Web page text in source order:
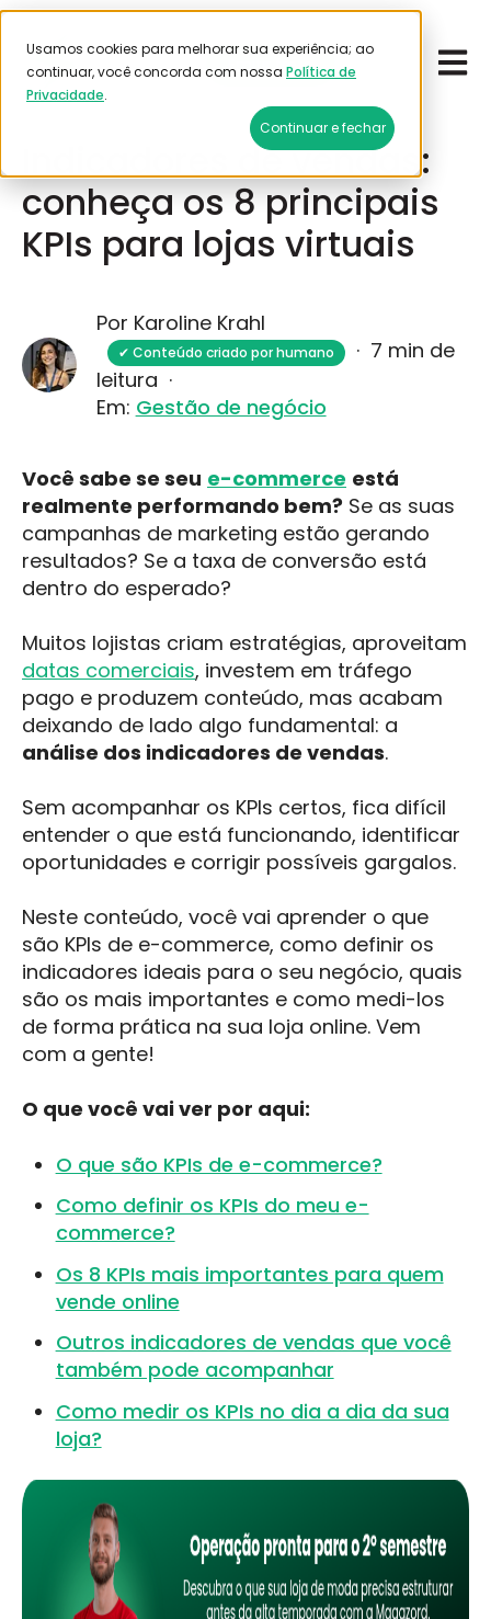
Usamos cookies para melhorar sua experiência; ao
continuar, você concorda com nossa Política de
Privacidade.
Continuar e fechar
Emitir frete
Indicadores de vendas:
conheça os 8 principais
KPIs para lojas virtuais
Por Karoline Krahl
✔ Conteúdo criado por humano · 7 min de
leitura ·
Em: Gestão de negócio
Você sabe se seu e-commerce está
realmente performando bem? Se as suas
campanhas de marketing estão gerando
resultados? Se a taxa de conversão está
dentro do esperado?
Muitos lojistas criam estratégias, aproveitam
datas comerciais, investem em tráfego
pago e produzem conteúdo, mas acabam
deixando de lado algo fundamental: a
análise dos indicadores de vendas.
Sem acompanhar os KPIs certos, fica difícil
entender o que está funcionando, identificar
oportunidades e corrigir possíveis gargalos.
Neste conteúdo, você vai aprender o que
são KPIs de e-commerce, como definir os
indicadores ideais para o seu negócio, quais
são os mais importantes e como medi-los
de forma prática na sua loja online. Vem
com a gente!
O que você vai ver por aqui:
O que são KPIs de e-commerce?
Como definir os KPIs do meu e-
commerce?
Os 8 KPIs mais importantes para quem
vende online
Outros indicadores de vendas que você
também pode acompanhar
Como medir os KPIs no dia a dia da sua
loja?